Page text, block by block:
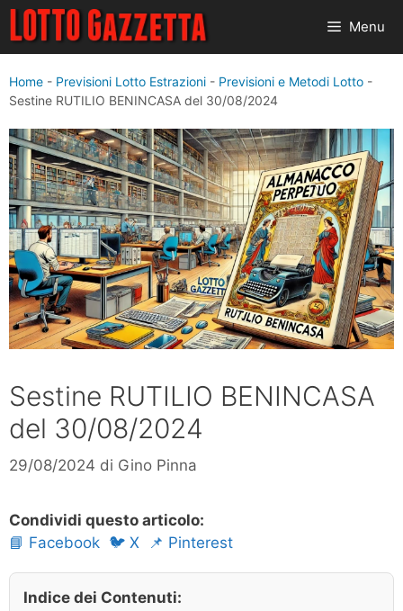
Vai
contenuto
Menu
Home - Previsioni Lotto Estrazioni - Previsioni e Metodi Lotto -
Sestine RUTILIO BENINCASA del 30/08/2024
Sestine RUTILIO BENINCASA
del 30/08/2024
29/08/2024 di Gino Pinna
Condividi questo articolo:
📘 Facebook 🐦 X 📌 Pinterest
Indice dei Contenuti: